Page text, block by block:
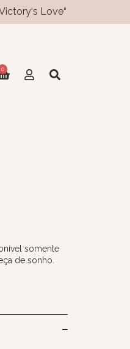
já disponíveis no site!
0
somente
de sonho.